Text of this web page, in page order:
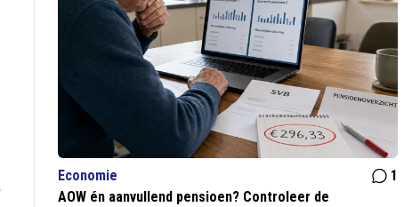
Economie
1
AOW én aanvullend pensioen? Controleer de